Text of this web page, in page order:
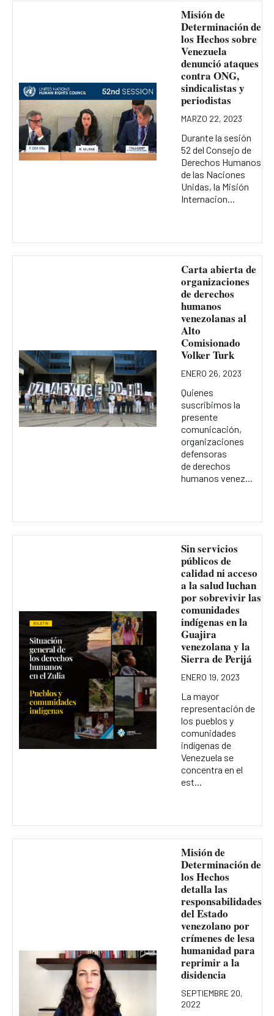
Misión de
Determinación de
los Hechos sobre
Venezuela
denunció ataques
contra ONG,
sindicalistas y
periodistas
MARZO 22, 2023
Durante la sesión
52 del Consejo de
Derechos Humanos
de las Naciones
Unidas, la Misión
Internacion...
Carta abierta de
organizaciones
de derechos
humanos
venezolanas al
Alto
Comisionado
Volker Turk
ENERO 26, 2023
Quienes
suscribimos la
presente
comunicación,
organizaciones
defensoras
de derechos
humanos venez...
Sin servicios
públicos de
calidad ni acceso
a la salud luchan
por sobrevivir las
comunidades
indígenas en la
Guajira
venezolana y la
Sierra de Perijá
ENERO 19, 2023
La mayor
representación de
los pueblos y
comunidades
indígenas de
Venezuela se
concentra en el
est...
Misión de
Determinación de
los Hechos
detalla las
responsabilidades
del Estado
venezolano por
crímenes de lesa
humanidad para
reprimir a la
disidencia
SEPTIEMBRE 20,
2022